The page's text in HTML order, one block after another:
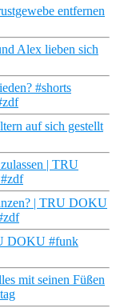
entfernen
Alex lieben sich
#shorts
auf sich gestellt
| TRU
| TRU DOKU
DOKU #funk
mit seinen Füßen